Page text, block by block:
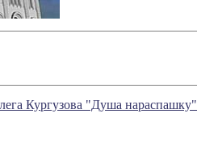
Кургузова "Душа нараспашку"